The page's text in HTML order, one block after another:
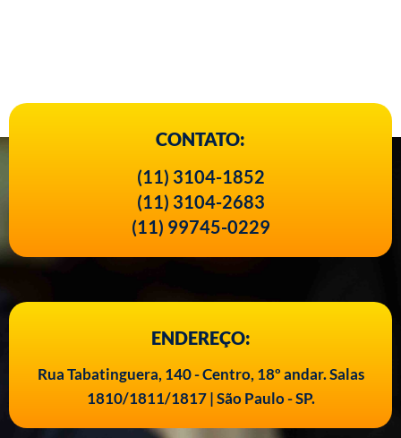
CONTATO:
(11) 3104-1852
(11) 3104-2683
(11) 99745-0229
ENDEREÇO:
Rua Tabatinguera, 140 - Centro, 18º andar. Salas
1810/1811/1817 | São Paulo - SP.